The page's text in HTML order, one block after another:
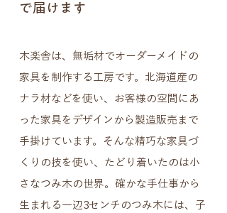
で届けます
木楽舎は、無垢材でオーダーメイドの
家具を制作する工房です。北海道産の
ナラ材などを使い、お客様の空間にあ
った家具をデザインから製造販売まで
手掛けています。そんな精巧な家具づ
くりの技を使い、たどり着いたのは小
さなつみ木の世界。確かな手仕事から
生まれる一辺3センチのつみ木には、子